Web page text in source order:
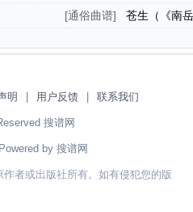
[通俗曲谱]
苍生（《南
明 用户反馈 联系我们
搜谱网
Powered by 搜谱网
者或出版社所有。如有侵犯您的版